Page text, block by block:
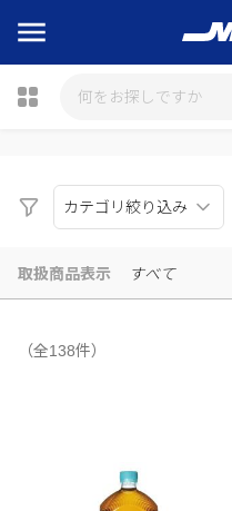
カテゴリ絞り込み
取扱商品表示 すべて
（全138件）